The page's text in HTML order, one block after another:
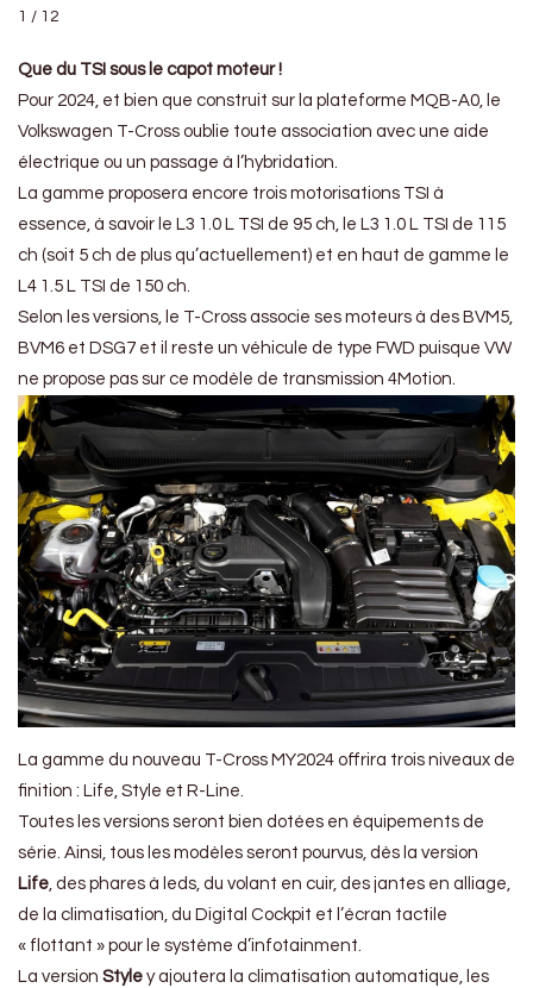
1 / 12
Que du TSI sous le capot moteur !
Pour 2024, et bien que construit sur la plateforme MQB-A0, le
Volkswagen T-Cross oublie toute association avec une aide
électrique ou un passage à l’hybridation.
La gamme proposera encore trois motorisations TSI à
essence, à savoir le L3 1.0 L TSI de 95 ch, le L3 1.0 L TSI de 115
ch (soit 5 ch de plus qu’actuellement) et en haut de gamme le
L4 1.5 L TSI de 150 ch.
Selon les versions, le T-Cross associe ses moteurs à des BVM5,
BVM6 et DSG7 et il reste un véhicule de type FWD puisque VW
ne propose pas sur ce modèle de transmission 4Motion.
La gamme du nouveau T-Cross MY2024 offrira trois niveaux de
finition : Life, Style et R-Line.
Toutes les versions seront bien dotées en équipements de
série. Ainsi, tous les modèles seront pourvus, dès la version
Life, des phares à leds, du volant en cuir, des jantes en alliage,
de la climatisation, du Digital Cockpit et l’écran tactile
« flottant » pour le système d’infotainment.
La version Style y ajoutera la climatisation automatique, les